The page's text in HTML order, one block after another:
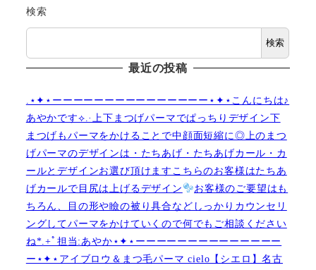
検索
検索
最近の投稿
.⋆✦⋆ーーーーーーーーーーーーーーー⋆✦⋆こんにちは♪
あやかです︎⟡.·上下まつげパーマでぱっちりデザイン下
まつげもパーマをかけることで中顔面短縮に◎上のまつ
げパーマのデザインは・たちあげ・たちあげカール・カ
ールとデザインお選び頂けますこちらのお客様はたちあ
げカールで目尻は上げるデザイン
お客様のご要望はも
ちろん、目の形や瞼の被り具合などしっかりカウンセリ
ングしてパーマをかけていくので何でもご相談ください
ね︎︎︎*.+ﾟ担当:あやか⋆✦⋆ーーーーーーーーーーーーーー
ー⋆✦⋆アイブロウ＆まつ毛パーマ cielo【シエロ】名古